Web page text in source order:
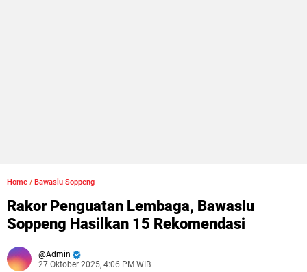
Home / Bawaslu Soppeng
Rakor Penguatan Lembaga, Bawaslu
Soppeng Hasilkan 15 Rekomendasi
Admin
27 Oktober 2025, 4:06 PM WIB